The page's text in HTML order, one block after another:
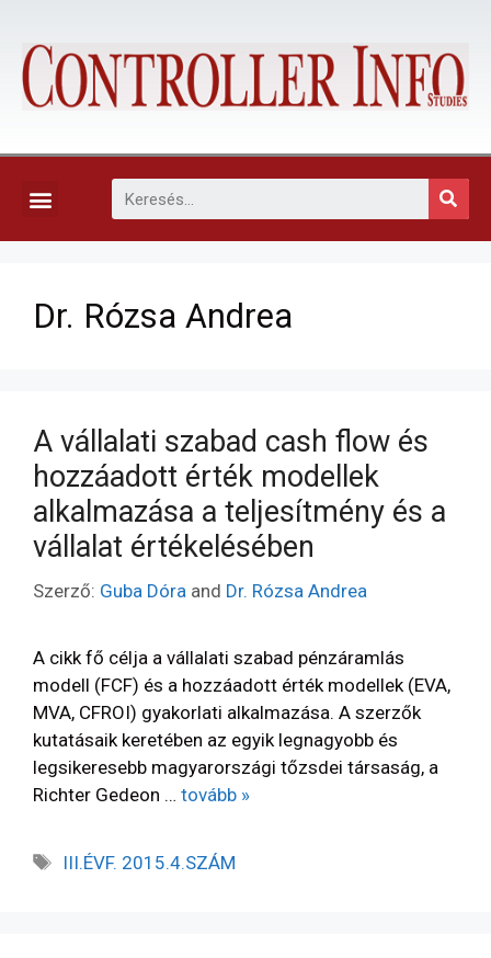
Dr. Rózsa Andrea
A vállalati szabad cash flow és
hozzáadott érték modellek
alkalmazása a teljesítmény és a
vállalat értékelésében
Szerző: Guba Dóra and Dr. Rózsa Andrea
A cikk fő célja a vállalati szabad pénzáramlás
modell (FCF) és a hozzáadott érték modellek (EVA,
MVA, CFROI) gyakorlati alkalmazása. A szerzők
kutatásaik keretében az egyik legnagyobb és
legsikeresebb magyarországi tőzsdei társaság, a
Richter Gedeon … tovább »
III.ÉVF. 2015.4.SZÁM